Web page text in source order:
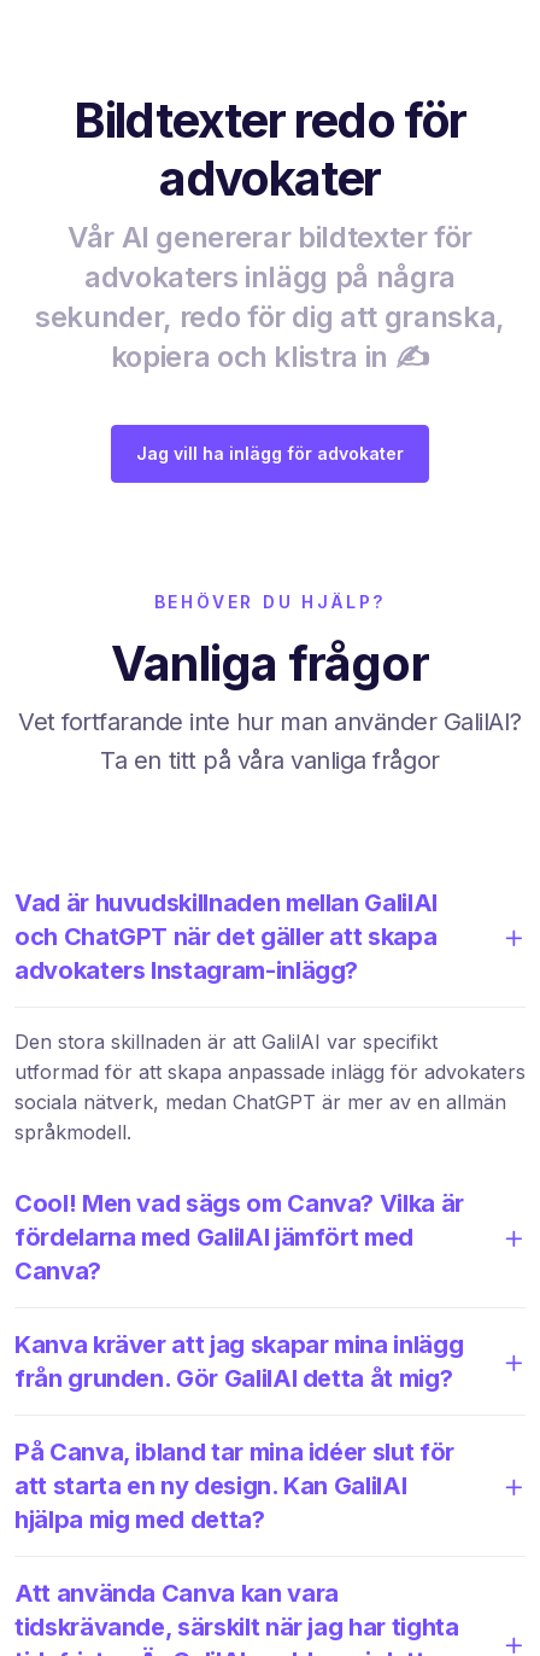
Bildtexter redo för
advokater
Vår AI genererar bildtexter för
advokaters inlägg på några
sekunder, redo för dig att granska,
kopiera och klistra in ✍️
Jag vill ha inlägg för advokater
BEHÖVER DU HJÄLP?
Vanliga frågor
Vet fortfarande inte hur man använder GalilAI?
Ta en titt på våra vanliga frågor
Vad är huvudskillnaden mellan GalilAI
och ChatGPT när det gäller att skapa
advokaters Instagram-inlägg?
Den stora skillnaden är att GalilAI var specifikt
utformad för att skapa anpassade inlägg för advokaters
sociala nätverk, medan ChatGPT är mer av en allmän
språkmodell.
Cool! Men vad sägs om Canva? Vilka är
fördelarna med GalilAI jämfört med
Canva?
Kanva kräver att jag skapar mina inlägg
från grunden. Gör GalilAI detta åt mig?
På Canva, ibland tar mina idéer slut för
att starta en ny design. Kan GalilAI
hjälpa mig med detta?
Att använda Canva kan vara
tidskrävande, särskilt när jag har tighta